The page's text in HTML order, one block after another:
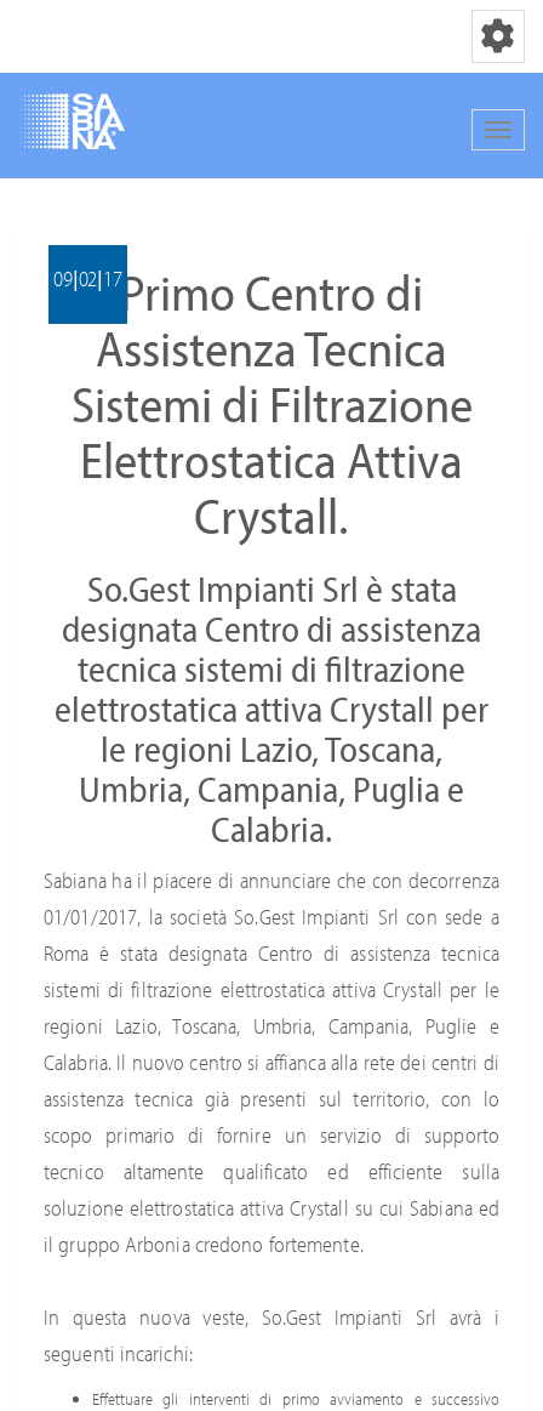
contenuto
principale
Toggle
09|02|17Primo Centro di
Assistenza Tecnica
Sistemi di Filtrazione
Elettrostatica Attiva
Crystall.
So.Gest Impianti Srl è stata
designata Centro di assistenza
tecnica sistemi di filtrazione
elettrostatica attiva Crystall per
le regioni Lazio, Toscana,
Umbria, Campania, Puglia e
Calabria.
Sabiana ha il piacere di annunciare che con decorrenza
01/01/2017, la società So.Gest Impianti Srl con sede a
Roma è stata designata Centro di assistenza tecnica
sistemi di filtrazione elettrostatica attiva Crystall per le
regioni Lazio, Toscana, Umbria, Campania, Puglie e
Calabria. Il nuovo centro si affianca alla rete dei centri di
assistenza tecnica già presenti sul territorio, con lo
scopo primario di fornire un servizio di supporto
tecnico altamente qualificato ed efficiente sulla
soluzione elettrostatica attiva Crystall su cui Sabiana ed
il gruppo Arbonia credono fortemente.
In questa nuova veste, So.Gest Impianti Srl avrà i
seguenti incarichi:
Effettuare gli interventi di primo avviamento e successivo